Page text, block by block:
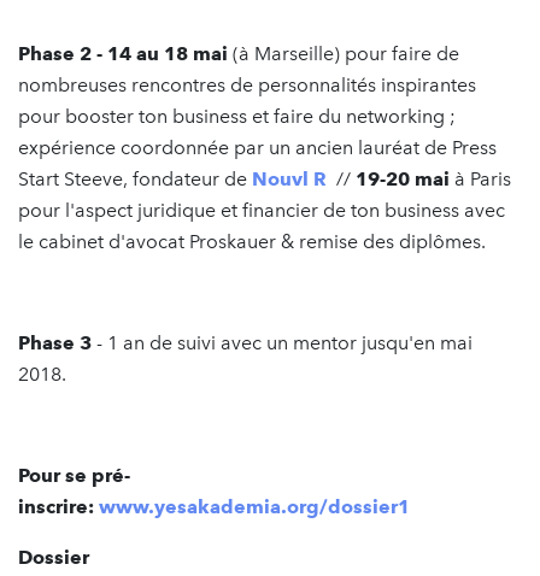
Phase 2 - 14 au 18 mai (à Marseille) pour faire de
nombreuses rencontres de personnalités inspirantes
pour booster ton business et faire du networking ;
expérience coordonnée par un ancien lauréat de Press
Start Steeve, fondateur de Nouvl R // 19-20 mai à Paris
pour l'aspect juridique et financier de ton business avec
le cabinet d'avocat Proskauer & remise des diplômes.
Phase 3 - 1 an de suivi avec un mentor jusqu'en mai
2018.
Pour se pré-
inscrire: www.yesakademia.org/dossier1
Dossier